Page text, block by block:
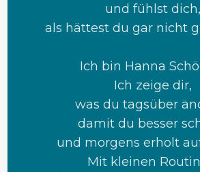
und fühlst dich,
als hättest du gar nicht
Ich bin Hanna
Ich zeige dir,
was du tagsüber
damit du besser
und morgens erholt
Mit kleinen